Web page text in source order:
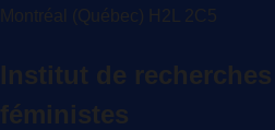
Montréal (Québec) H2L 2C5
Institut de
féministes